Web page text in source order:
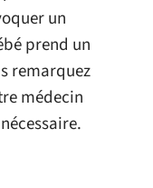
un
prend un
remarquez
médecin